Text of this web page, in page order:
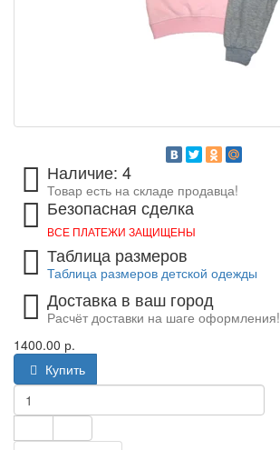
Наличие: 4
Товар есть на складе продавца!
Безопасная сделка
ВСЕ ПЛАТЕЖИ ЗАЩИЩЕНЫ
Таблица размеров
Таблица размеров детской одежды
Доставка в ваш город
Расчёт доставки на шаге оформления!
1400.00 р.
Купить